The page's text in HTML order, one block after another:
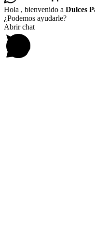
Hola , bienvenido a Dulces
¿Podemos ayudarle?
Abrir chat